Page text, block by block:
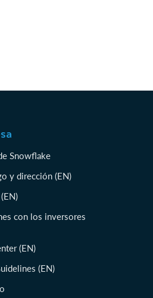
Snowflake
y dirección (EN)
con los inversores
(EN)
(EN)